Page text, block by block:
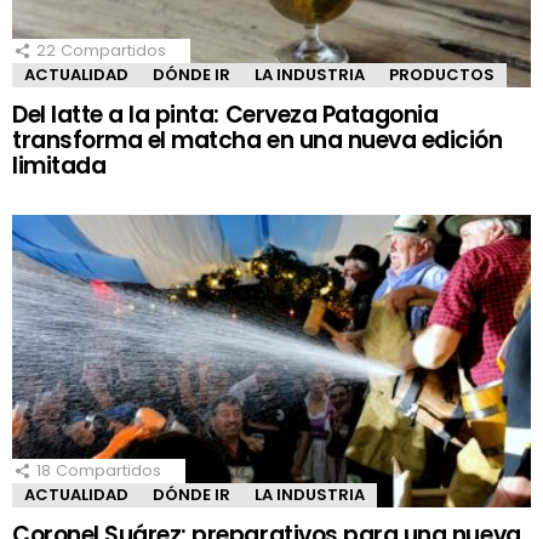
22 Compartidos
ACTUALIDAD
DÓNDE IR LA INDUSTRIA PRODUCTOS
Del latte a la pinta: Cerveza Patagonia
transforma el matcha en una nueva edición
limitada
18 Compartidos
ACTUALIDAD
DÓNDE IR LA INDUSTRIA